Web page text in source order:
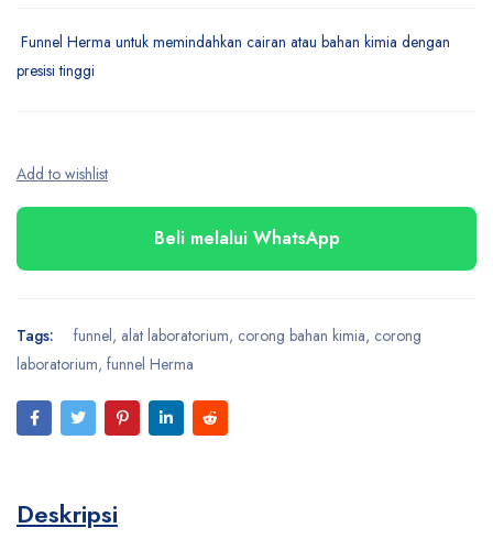
Funnel Herma untuk memindahkan cairan atau bahan kimia dengan
presisi tinggi
Beli melalui WhatsApp
Tags: funnel, alat laboratorium, corong bahan kimia, corong
laboratorium, funnel Herma
Deskripsi